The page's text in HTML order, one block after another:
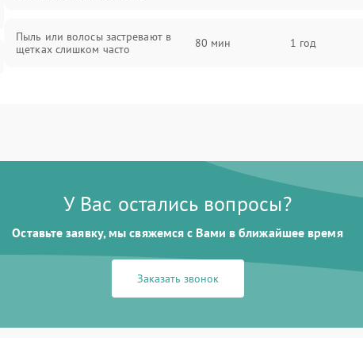
Пыль или волосы застревают в
щетках слишком часто
80 мин 1 год
У Вас остались вопросы?
Оставьте заявку, мы свяжемся с Вами в ближайшее время
Заказать звонок